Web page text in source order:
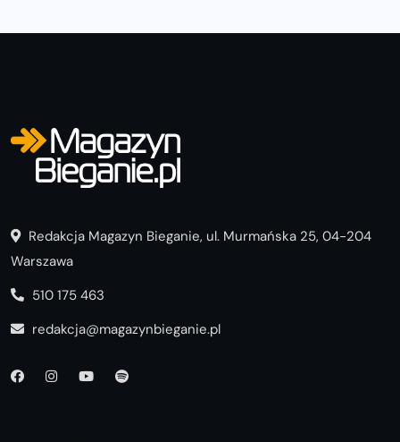
Redakcja Magazyn Bieganie, ul. Murmańska 25, 04-204
Warszawa
510 175 463
redakcja@magazynbieganie.pl